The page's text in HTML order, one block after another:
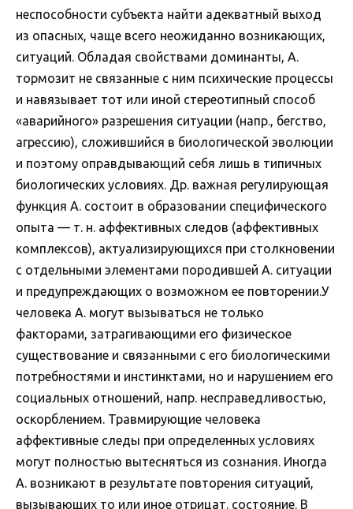
неспособности субъекта найти адекватный выход
из опасных, чаще всего неожиданно возникающих,
ситуаций. Обладая свойствами доминанты, А.
тормозит не связанные с ним психические процессы
и навязывает тот или иной стереотипный способ
«аварийного» разрешения ситуации (напр., бегство,
агрессию), сложившийся в биологической эволюции
и поэтому оправдывающий себя лишь в типичных
биологических условиях. Др. важная регулирующая
функция А. состоит в образовании специфического
опыта — т. н. аффективных следов (аффективных
комплексов), актуализирующихся при столкновении
с отдельными элементами породившей А. ситуации
и предупреждающих о возможном ее повторении.У
человека А. могут вызываться не только
факторами, затрагивающими его физическое
существование и связанными с его биологическими
потребностями и инстинктами, но и нарушением его
социальных отношений, напр. несправедливостью,
оскорблением. Травмирующие человека
аффективные следы при определенных условиях
могут полностью вытесняться из сознания. Иногда
А. возникают в результате повторения ситуаций,
вызывающих то или иное отрицат. состояние. В